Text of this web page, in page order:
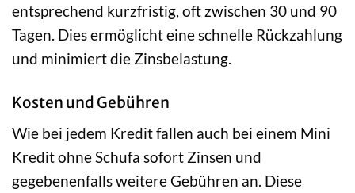
entsprechend kurzfristig, oft zwischen 30 und 90
Tagen. Dies ermöglicht eine schnelle Rückzahlung
und minimiert die Zinsbelastung.
Kosten und Gebühren
Wie bei jedem Kredit fallen auch bei einem Mini
Kredit ohne Schufa sofort Zinsen und
gegebenenfalls weitere Gebühren an. Diese